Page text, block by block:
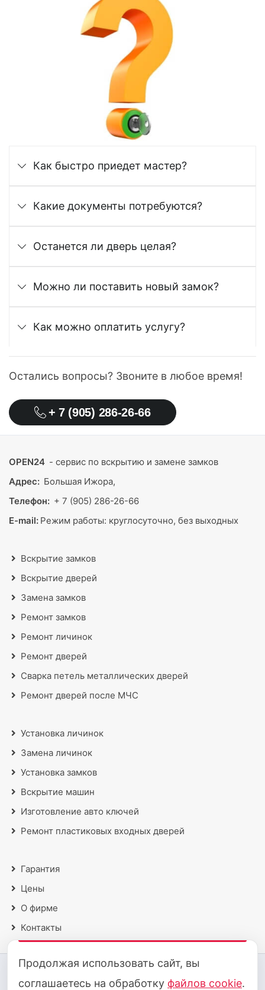
Как быстро приедет мастер?
Какие документы потребуются?
Останется ли дверь целая?
Можно ли поставить новый замок?
Как можно оплатить услугу?
Остались вопросы? Звоните в любое время!
+ 7 (905) 286-26-66
OPEN24 - сервис по вскрытию и замене замков
Адрес: Большая Ижора,
Телефон: + 7 (905) 286-26-66
E-mail: Режим работы: круглосуточно, без выходных
Вскрытие замков
Вскрытие дверей
Замена замков
Ремонт замков
Ремонт личинок
Ремонт дверей
Сварка петель металлических дверей
Ремонт дверей после МЧС
Установка личинок
Замена личинок
Установка замков
Вскрытие машин
Изготовление авто ключей
Ремонт пластиковых входных дверей
Гарантия
Цены
О фирме
Контакты
2018 - 2026 © Все права защищены
Продолжая использовать сайт, вы
соглашаетесь на обработку файлов cookie.